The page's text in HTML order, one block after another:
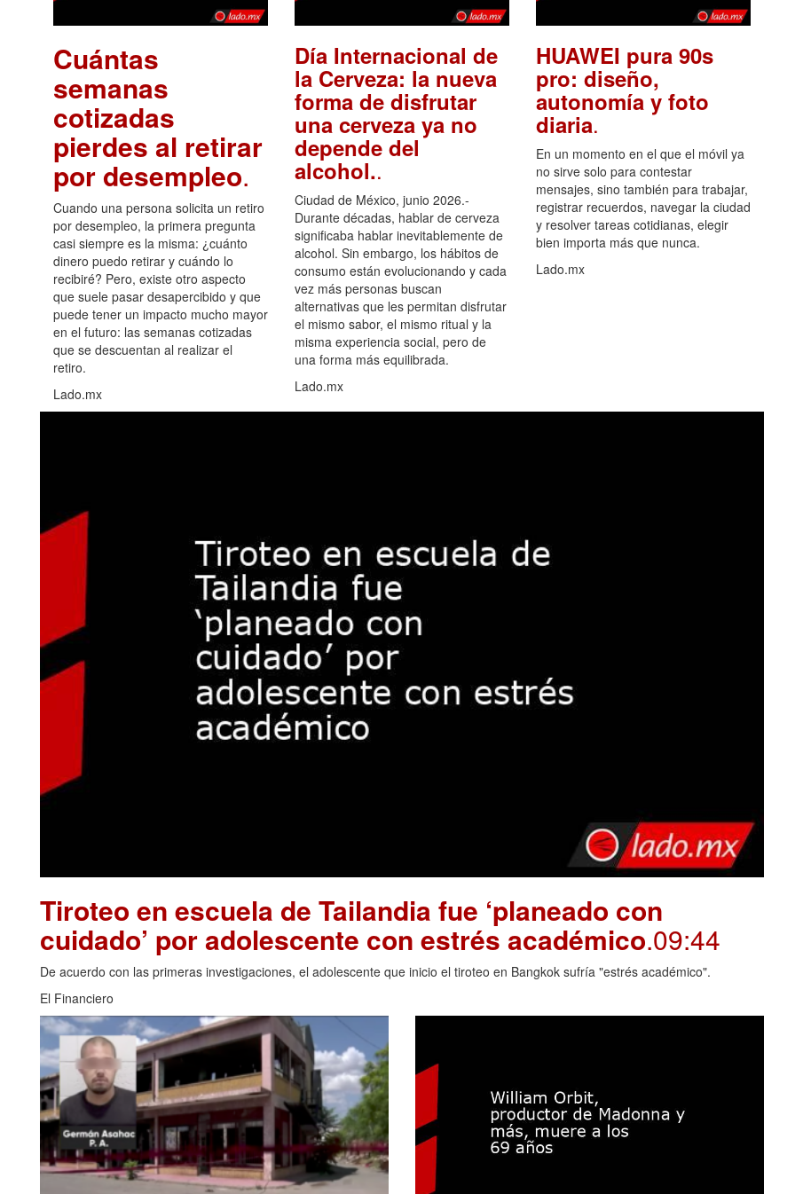
Cuántas
semanas
cotizadas
pierdes al retirar
por desempleo.
Cuando una persona solicita un retiro
por desempleo, la primera pregunta
casi siempre es la misma: ¿cuánto
dinero puedo retirar y cuándo lo
recibiré? Pero, existe otro aspecto
que suele pasar desapercibido y que
puede tener un impacto mucho mayor
en el futuro: las semanas cotizadas
que se descuentan al realizar el
retiro.
Lado.mx
Día Internacional de
la Cerveza: la nueva
forma de disfrutar
una cerveza ya no
depende del
alcohol..
Ciudad de México, junio 2026.-
Durante décadas, hablar de cerveza
significaba hablar inevitablemente de
alcohol. Sin embargo, los hábitos de
consumo están evolucionando y cada
vez más personas buscan
alternativas que les permitan disfrutar
el mismo sabor, el mismo ritual y la
misma experiencia social, pero de
una forma más equilibrada.
Lado.mx
HUAWEI pura 90s
pro: diseño,
autonomía y foto
diaria.
En un momento en el que el móvil ya
no sirve solo para contestar
mensajes, sino también para trabajar,
registrar recuerdos, navegar la ciudad
y resolver tareas cotidianas, elegir
bien importa más que nunca.
Lado.mx
Tiroteo en escuela de Tailandia fue ‘planeado con
cuidado’ por adolescente con estrés académico.09:44
De acuerdo con las primeras investigaciones, el adolescente que inicio el tiroteo en Bangkok sufría "estrés académico".
El Financiero